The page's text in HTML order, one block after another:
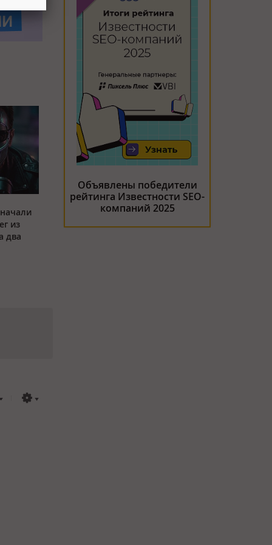
из
два
Объявлены победители
рейтинга Известности SEO-
компаний 2025